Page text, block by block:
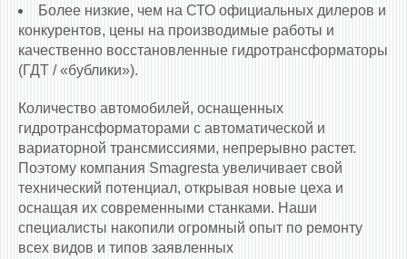
Более низкие, чем на СТО официальных дилеров и
конкурентов, цены на производимые работы и
качественно восстановленные гидротрансформаторы
(ГДТ / «бублики»).
Количество автомобилей, оснащенных
гидротрансформаторами c автоматической и
вариаторной трансмиссиями, непрерывно растет.
Поэтому компания Smagresta увеличивает свой
технический потенциал, открывая новые цеха и
оснащая их современными станками. Наши
специалисты накопили огромный опыт по ремонту
всех видов и типов заявленных